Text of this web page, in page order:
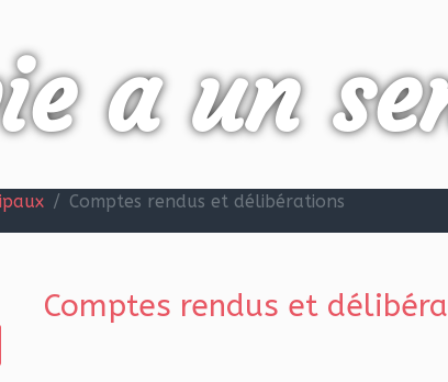
a un
Comptes rendus et délibérations
Comptes rendus et